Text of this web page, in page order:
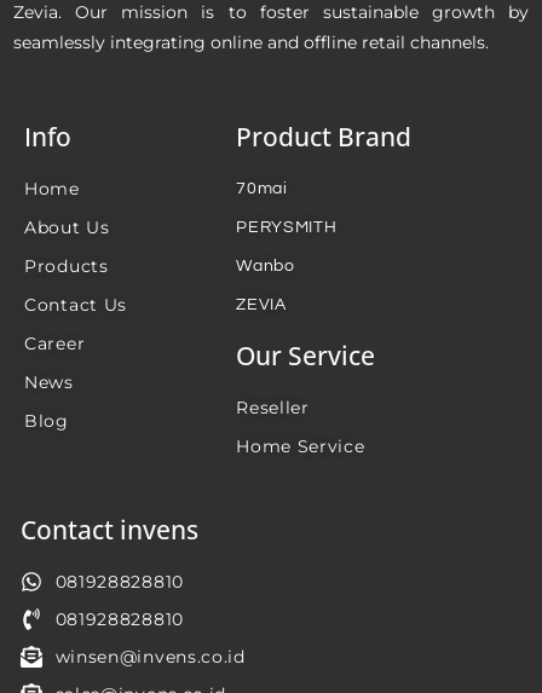
Zevia. Our mission is to foster sustainable growth by
seamlessly integrating online and offline retail channels.
Info
Home
About Us
Products
Contact Us
Career
News
Blog
Product Brand
70mai
PERYSMITH
Wanbo
ZEVIA
Our Service
Reseller
Home Service
Contact invens
081928828810
081928828810
winsen@invens.co.id